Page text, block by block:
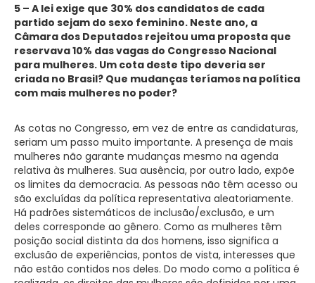
5 – A lei exige que 30% dos candidatos de cada
partido sejam do sexo feminino. Neste ano, a
Câmara dos Deputados rejeitou uma proposta que
reservava 10% das vagas do Congresso Nacional
para mulheres. Um cota deste tipo deveria ser
criada no Brasil? Que mudanças teríamos na política
com mais mulheres no poder?
As cotas no Congresso, em vez de entre as candidaturas,
seriam um passo muito importante. A presença de mais
mulheres não garante mudanças mesmo na agenda
relativa às mulheres. Sua ausência, por outro lado, expõe
os limites da democracia. As pessoas não têm acesso ou
são excluídas da política representativa aleatoriamente.
Há padrões sistemáticos de inclusão/exclusão, e um
deles corresponde ao gênero. Como as mulheres têm
posição social distinta da dos homens, isso significa a
exclusão de experiências, pontos de vista, interesses que
não estão contidos nos deles. Do modo como a política é